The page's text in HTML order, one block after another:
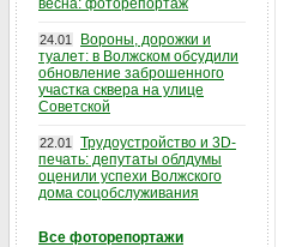
весна: фоторепортаж
24.01
Вороны, дорожки и
туалет: в Волжском обсудили
обновление заброшенного
участка сквера на улице
Советской
22.01
Трудоустройство и 3D-
печать: депутаты облдумы
оценили успехи Волжского
дома соцобслуживания
Все фоторепортажи